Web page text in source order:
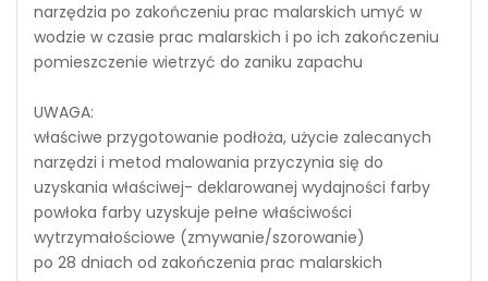
narzędzia po zakończeniu prac malarskich umyć w
wodzie w czasie prac malarskich i po ich zakończeniu
pomieszczenie wietrzyć do zaniku zapachu
UWAGA:
właściwe przygotowanie podłoża, użycie zalecanych
narzędzi i metod malowania przyczynia się do
uzyskania właściwej- deklarowanej wydajności farby
powłoka farby uzyskuje pełne właściwości
wytrzymałościowe (zmywanie/szorowanie)
po 28 dniach od zakończenia prac malarskich